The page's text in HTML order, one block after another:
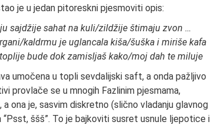
je u jedan pitoreskni pjesmoviti opis:
sajdžije sahat na kuli/zildžije štimaju zvon …
kaldrmu je uglancala kiša/šuška i miriše kafa
bude dok zamisljaš kako/moj dah te miluje
umočena u topli sevdalijski saft, a onda pažljivo
provlače se u mnogih Fazlinim pjesmama,
ona je, sasvim diskretno (slično vladanju glavnog
ššš”. To je bajkoviti susret usnule ljepotice i